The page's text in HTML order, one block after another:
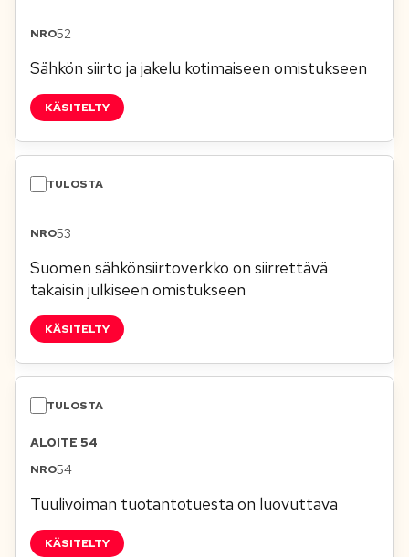
52
Sähkön siirto ja jakelu kotimaiseen omistukseen
KÄSITELTY
53
Suomen sähkönsiirtoverkko on siirrettävä
takaisin julkiseen omistukseen
KÄSITELTY
ALOITE 54
54
Tuulivoiman tuotantotuesta on luovuttava
KÄSITELTY